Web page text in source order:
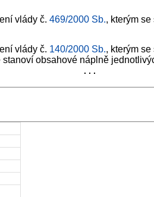
vlády č. 469/2000 Sb., kterým
vlády č. 140/2000 Sb., kterým
stanoví obsahové náplně
. . .